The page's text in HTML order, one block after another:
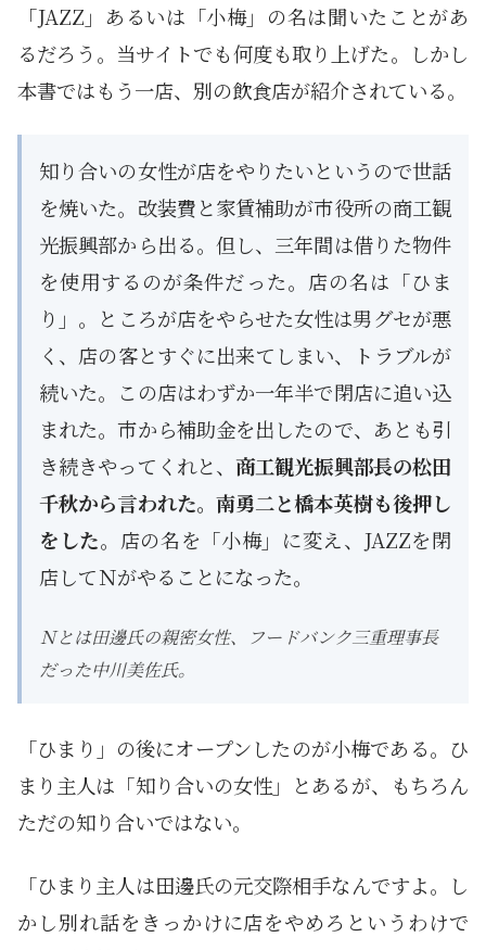
「JAZZ」あるいは「小梅」の名は聞いたことがあ
るだろう。当サイトでも何度も取り上げた。しかし
本書ではもう一店、別の飲食店が紹介されている。
知り合いの女性が店をやりたいというので世話
を焼いた。改装費と家賃補助が市役所の商工観
光振興部から出る。但し、三年間は借りた物件
を使用するのが条件だった。店の名は「ひま
り」。ところが店をやらせた女性は男グセが悪
く、店の客とすぐに出来てしまい、トラブルが
続いた。この店はわずか一年半で閉店に追い込
まれた。市から補助金を出したので、あとも引
き続きやってくれと、 商工観光振興部長の松田
千秋から言われた。南勇二と橋本英樹も後押し
をした。店の名を「小梅」に変え、JAZZを閉
店してＮがやることになった。
Ｎとは田邊氏の親密女性、フードバンク三重理事長
だった中川美佐氏。
「ひまり」の後にオープンしたのが小梅である。ひ
まり主人は「知り合いの女性」とあるが、もちろん
ただの知り合いではない。
「ひまり主人は田邊氏の元交際相手なんですよ。し
かし別れ話をきっかけに店をやめろというわけで